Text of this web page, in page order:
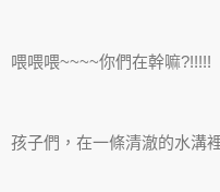
喂喂喂~~~~你們在幹嘛?!!!!!
孩子們，在一條清澈的水溝